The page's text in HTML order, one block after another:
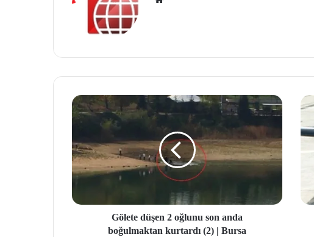
Gölete düşen 2 oğlunu son anda
boğulmaktan kurtardı (2) | Bursa